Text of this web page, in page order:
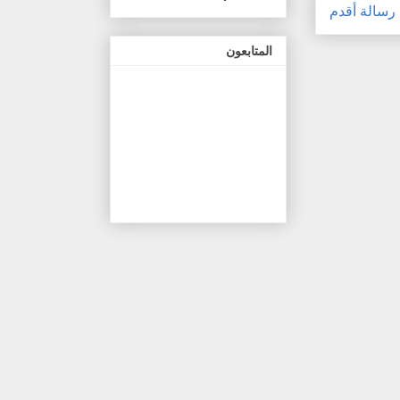
رسالة أقدم
المتابعون